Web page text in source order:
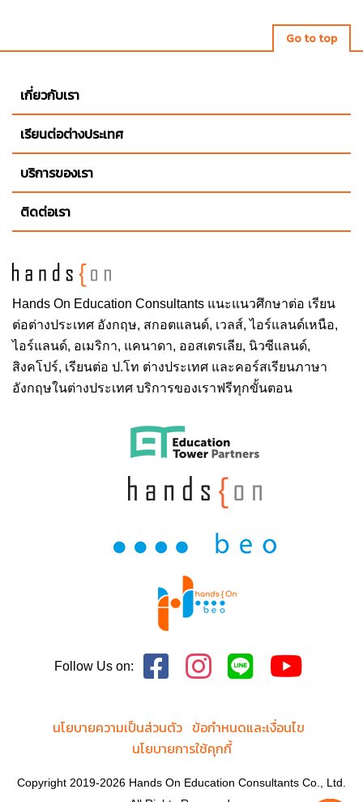
Go to top
Hands On Education Consultants แนะแนวศึกษาต่อ เรียน
ต่อต่างประเทศ อังกฤษ, สกอตแลนด์, เวลส์, ไอร์แลนด์เหนือ,
ไอร์แลนด์, อเมริกา, แคนาดา, ออสเตรเลีย, นิวซีแลนด์,
สิงคโปร์, เรียนต่อ ป.โท ต่างประเทศ และคอร์สเรียนภาษา
อังกฤษในต่างประเทศ บริการของเราฟรีทุกขั้นตอน
เกี่ยวกับเรา
เรียนต่อต่างประเทศ
บริการของเรา
ติดต่อเรา
Follow Us on:
นโยบายความเป็นส่วนตัว ข้อกำหนดและเงื่อนไข
นโยบายการใช้คุกกี้
Copyright 2019-2026 Hands On Education Consultants Co., Ltd.